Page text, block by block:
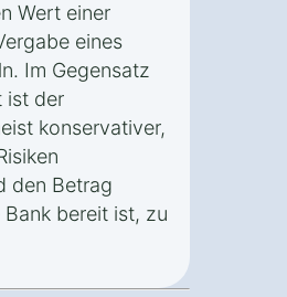
Wert einer
eines
Im Gegensatz
ist der
konservativer,
den Betrag
bereit ist, zu